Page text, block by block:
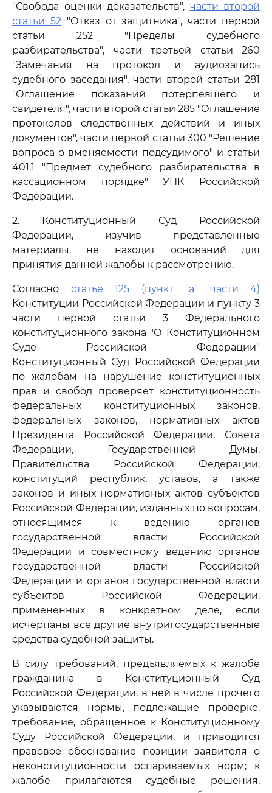
"Свобода оценки доказательств", части второй
статьи 52"Отказ от защитника", части первой
статьи 252 "Пределы судебного
разбирательства", части третьей статьи 260
"Замечания на протокол и аудиозапись
судебного заседания", части второй статьи 281
"Оглашение показаний потерпевшего и
свидетеля", части второй статьи 285 "Оглашение
протоколов следственных действий и иных
документов", части первой статьи 300 "Решение
вопроса о вменяемости подсудимого" и статьи
401.1 "Предмет судебного разбирательства в
кассационном порядке" УПК Российской
Федерации.
2. Конституционный Суд Российской
Федерации, изучив представленные
материалы, не находит оснований для
принятия данной жалобы к рассмотрению.
Согласно статье 125 (пункт "а" части 4)
Конституции Российской Федерации и пункту 3
части первой статьи 3 Федерального
конституционного закона "О Конституционном
Суде Российской Федерации"
Конституционный Суд Российской Федерации
по жалобам на нарушение конституционных
прав и свобод проверяет конституционность
федеральных конституционных законов,
федеральных законов, нормативных актов
Президента Российской Федерации, Совета
Федерации, Государственной Думы,
Правительства Российской Федерации,
конституций республик, уставов, а также
законов и иных нормативных актов субъектов
Российской Федерации, изданных по вопросам,
относящимся к ведению органов
государственной власти Российской
Федерации и совместному ведению органов
государственной власти Российской
Федерации и органов государственной власти
субъектов Российской Федерации,
примененных в конкретном деле, если
исчерпаны все другие внутригосударственные
средства судебной защиты.
В силу требований, предъявляемых к жалобе
гражданина в Конституционный Суд
Российской Федерации, в ней в числе прочего
указываются нормы, подлежащие проверке,
требование, обращенное к Конституционному
Суду Российской Федерации, и приводится
правовое обоснование позиции заявителя о
неконституционности оспариваемых норм; к
жалобе прилагаются судебные решения,